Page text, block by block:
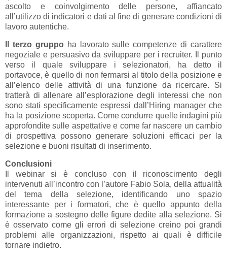
ascolto e coinvolgimento delle persone, affiancato
all’utilizzo di indicatori e dati al fine di generare condizioni di
lavoro autentiche.
Il terzo gruppoha lavorato sulle competenze di carattere
negoziale e persuasivo da sviluppare per i recruiter. Il punto
verso il quale sviluppare i selezionatori, ha detto il
portavoce, è quello di non fermarsi al titolo della posizione e
all’elenco delle attività di una funzione da ricercare. Si
tratterà di allenare all’esplorazione degli interessi che non
sono stati specificamente espressi dall’Hiring manager che
ha la posizione scoperta. Come condurre quelle indagini più
approfondite sulle aspettative e come far nascere un cambio
di prospettiva possono generare soluzioni efficaci per la
selezione e buoni risultati di inserimento.
Conclusioni
Il webinar si è concluso con il riconoscimento degli
intervenuti all’incontro con l’autore Fabio Sola, della attualità
del tema della selezione, identificando uno spazio
interessante per i formatori, che è quello appunto della
formazione a sostegno delle figure dedite alla selezione. Si
è osservato come gli errori di selezione creino poi grandi
problemi alle organizzazioni, rispetto ai quali è difficile
tornare indietro.